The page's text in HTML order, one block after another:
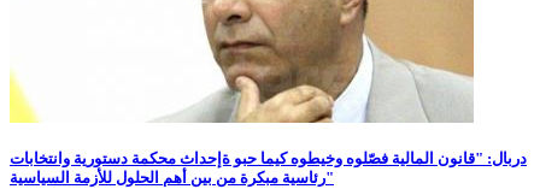
دربال: "قانون المالية فصّلوه وخيطوه كيما حبو ةإحداث محكمة دستورية وانتخابات
رئاسية مبكرة من بين أهم الحلول للأزمة السياسية"